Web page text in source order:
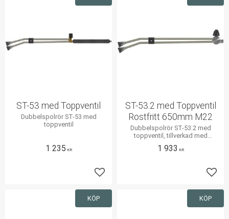
ST-53 med Toppventil
Dubbelspolrör ST-53 med
toppventil
1 235 KR
Lägg till i favoriter
ST-53.2 med Toppventil
Rostfritt 650mm M22
Dubbelspolrör ST-53.2 med
toppventil, tillverkad med
1 933 KR
KÖP KÖP